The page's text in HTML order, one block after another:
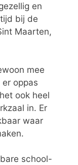
en
bij de
Maarten,
mee
oppas
ook heel
in. Er
waar
school-